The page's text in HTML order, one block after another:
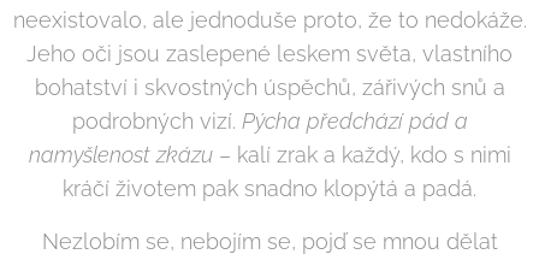
neexistovalo, ale jednoduše proto, že to nedokáže.
Jeho oči jsou zaslepené leskem světa, vlastního
bohatství i skvostných úspěchů, zářivých snů a
podrobných vizí. Pýcha předchází pád a
namyšlenost zkázu– kalí zrak a každý, kdo s nimi
kráčí životem pak snadno klopýtá a padá.
Nezlobím se, nebojím se, pojď se mnou dělat